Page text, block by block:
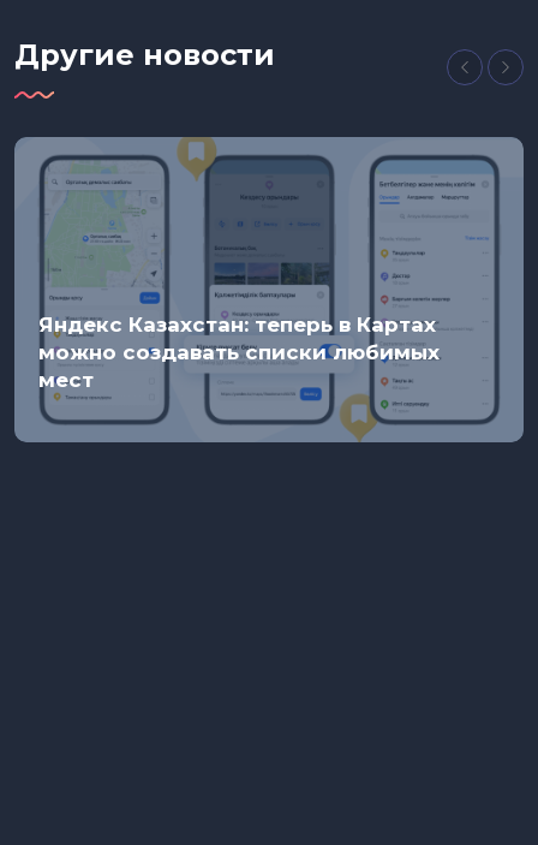
Другие новости
Яндекс Казахстан: теперь в Картах
можно создавать списки любимых
мест